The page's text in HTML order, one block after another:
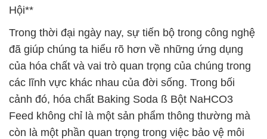
Hội**
Trong thời đại ngày nay, sự tiến bộ trong công nghệ
đã giúp chúng ta hiểu rõ hơn về những ứng dụng
của hóa chất và vai trò quan trọng của chúng trong
các lĩnh vực khác nhau của đời sống. Trong bối
cảnh đó, hóa chất Baking Soda ß Bột NaHCO3
Feed không chỉ là một sản phẩm thông thường mà
còn là một phần quan trọng trong việc bảo vệ môi